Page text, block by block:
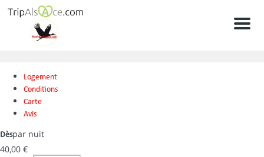
Menu
Logement
Conditions
Carte
Avis
Dèspar nuit
40,00 €